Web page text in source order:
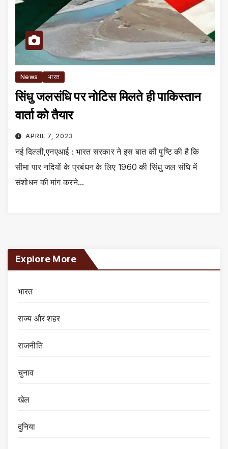
News भारत
सिंधु जलसंधि पर नोटिस मिलते ही पाकिस्तान
वार्ता को तैयार
APRIL 7, 2023
नई दिल्ली,एनएआई : भारत सरकार ने इस बात की पुष्टि की है कि
सीमा पार नदियों के प्रबंधन के लिए 1960 की सिंधु जल संधि में
संशोधन की मांग करने…
Explore More
भारत
राज्य और शहर
राजनीति
चुनाव
खेल
दुनिया